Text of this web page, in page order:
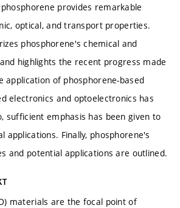
provides remarkable
optical, and transport properties.
phosphorene's chemical and
highlights the recent progress made
application of phosphorene-based
electronics and optoelectronics has
sufficient emphasis has been given to
applications. Finally, phosphorene's
and potential applications are outlined.
materials are the focal point of